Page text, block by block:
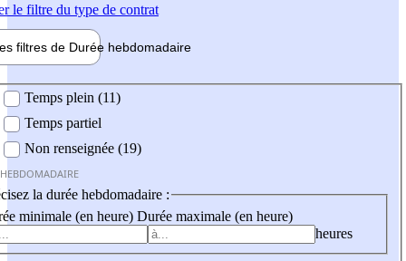
le filtre du type de contrat
filtres de Durée hebdomadaire
Temps plein (11)
Temps partiel
Non renseignée (19)
la durée hebdomadaire :
minimale (en heure) Durée maximale (en heure)
heures